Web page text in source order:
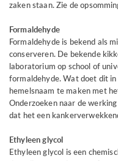
zaken staan. Zie de
Formaldehyde
Formaldehyde is bekend als
conserveren. De bekende
laboratorium op school of
formaldehyde. Wat doet dit
hemelsnaam te maken met
Onderzoeken naar de
dat het een
Ethyleen glycol
Ethyleen glycol is een